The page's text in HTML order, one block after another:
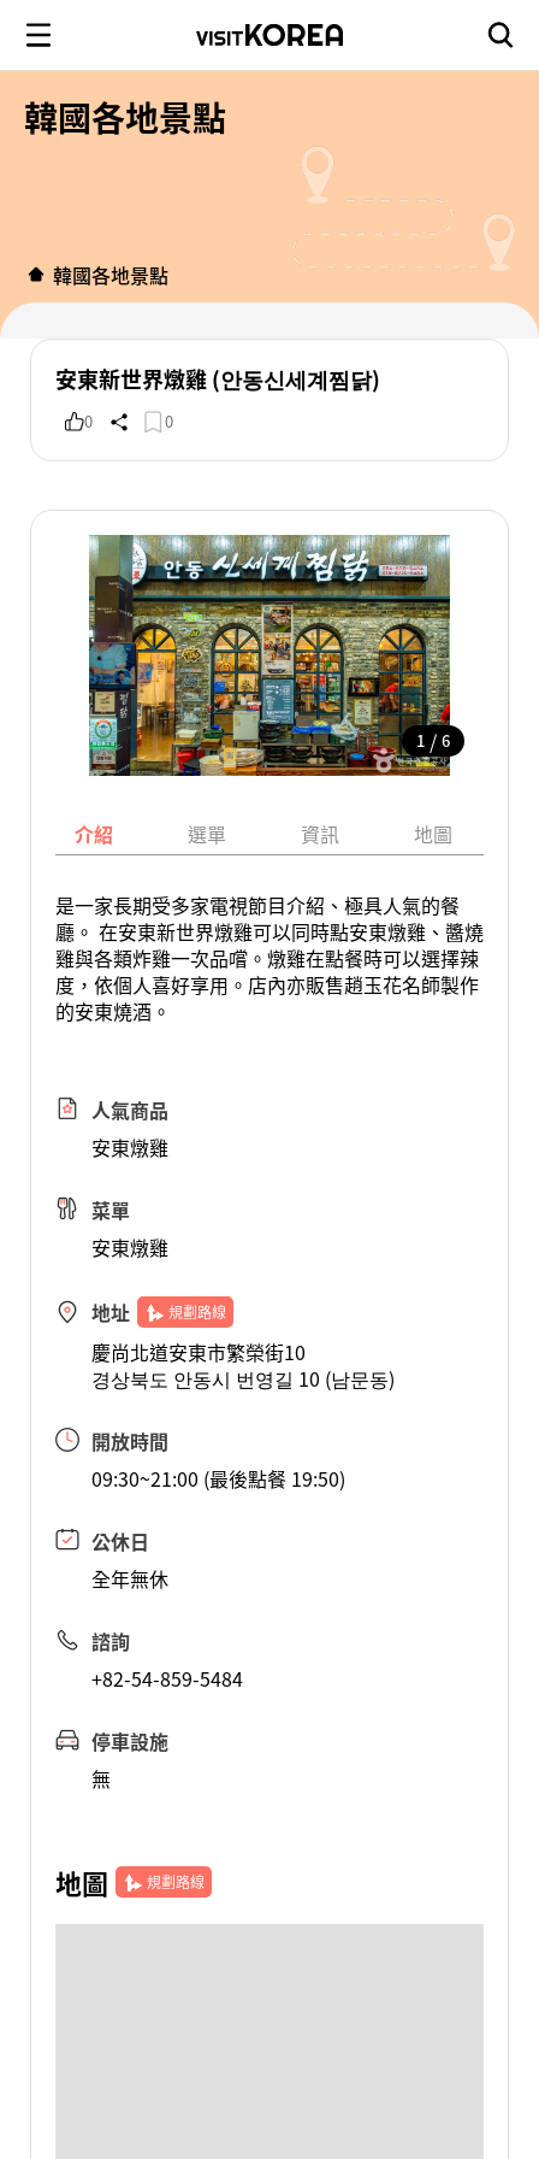
韓國各地景點
韓國各地景點
安東新世界燉雞 (안동신세계찜닭)
0 0
1 / 6
介紹 選單 資訊 地圖
是一家長期受多家電視節目介紹、極具人氣的餐
廳。 在安東新世界燉雞可以同時點安東燉雞、醬燒
雞與各類炸雞一次品嚐。燉雞在點餐時可以選擇辣
度，依個人喜好享用。店內亦販售趙玉花名師製作
的安東燒酒。
人氣商品
安東燉雞
菜單
安東燉雞
地址 規劃路線
慶尚北道安東市繁榮街10
경상북도 안동시 번영길 10 (남문동)
開放時間
09:30~21:00 (最後點餐 19:50)
公休日
全年無休
諮詢
+82-54-859-5484
停車設施
無
地圖 規劃路線